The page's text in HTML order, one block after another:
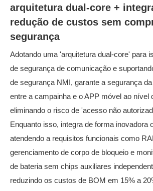
arquitetura dual-core +
redução de custos sem
segurança
Adotando uma 'arquitetura dual-core' para
de segurança de comunicação e
de segurança NMI, garante a segurança
entre a campainha e o APP móvel ao nível
eliminando o risco de 'acesso não
Enquanto isso, integra de forma inovadora
atendendo a requisitos funcionais como
gerenciamento de corpo de bloqueio e
de bateria sem chips auxiliares
reduzindo os custos de BOM em 15% a